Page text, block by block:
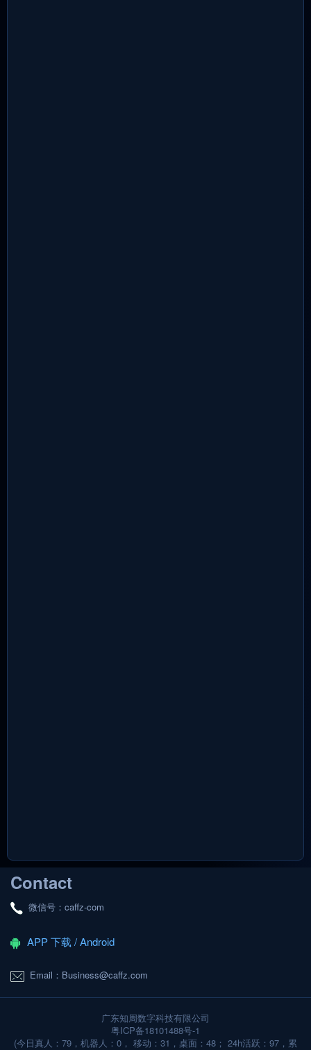
Contact
微信号：caffz-com
APP 下载 / Android
Email：Business@caffz.com
广东知周数字科技有限公司
粤ICP备18101488号-1
(今日真人：79，机器人：0， 移动：31，桌面：48； 24h活跃：97，累